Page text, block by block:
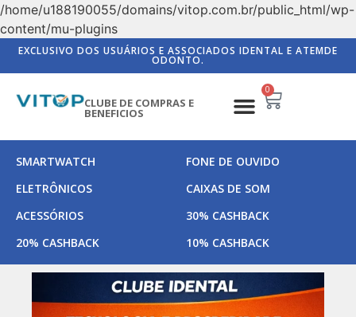
/home/u188190055/domains/vitop.com.br/public_html/wp-
content/mu-plugins
EXCLUSIVO DOS USUÁRIOS E ASSOCIADOS IDENTAL E ATEMDE
ODONTO.
CLUBE DE COMPRAS E
BENEFICIOS
0
SMARTWATCH
FONE DE OUVIDO
ELETRÔNICOS
CAIXAS DE SOM
ACESSÓRIOS
30% CASHBACK
20% CASHBACK
10% CASHBACK